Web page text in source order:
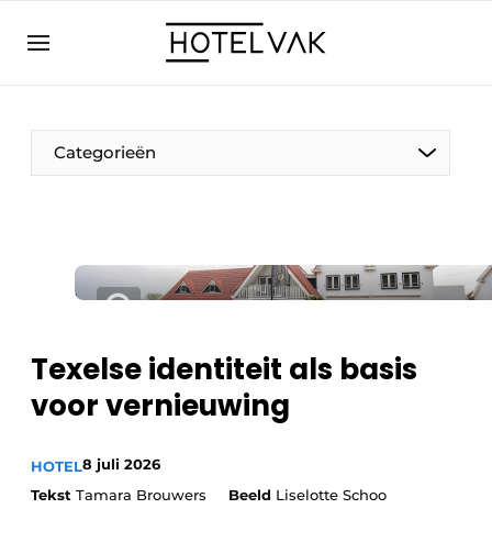
EN
BE
EN
FR
Categorieën
Hoteltech
Personeel & Opleiding
Wellness & Comfort
Texelse identiteit als basis
voor vernieuwing
HOTEL8 juli 2026
Tekst Tamara Brouwers Beeld Liselotte Schoo